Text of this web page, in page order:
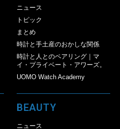
ニュース
トピック
まとめ
時計と手土産のおかしな関係
時計と人とのペアリング｜マ
イ・プライベート・アワーズ。
UOMO Watch Academy
BEAUTY
ニュース